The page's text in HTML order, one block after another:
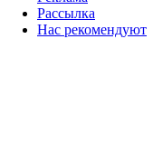
Рассылка
Нас рекомендуют